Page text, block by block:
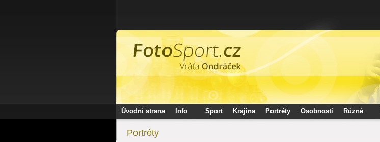
Úvodní strana Info Sport Krajina Portréty Osobnosti Různé
Portréty